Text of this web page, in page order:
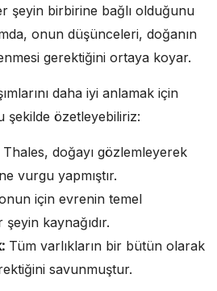
şeyin birbirine bağlı olduğunu
onun düşünceleri, doğanın
gerektiğini ortaya koyar.
daha iyi anlamak için
şekilde özetleyebiliriz:
Thales, doğayı gözlemleyerek
vurgu yapmıştır.
için evrenin temel
kaynağıdır.
Tüm varlıkların bir bütün olarak
savunmuştur.